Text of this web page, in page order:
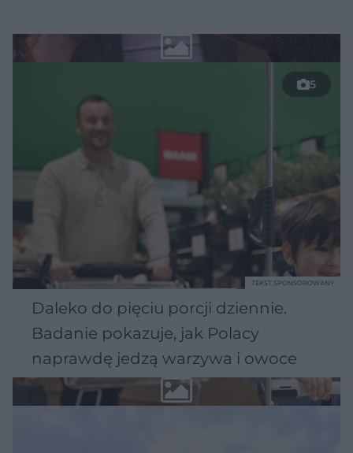
5
Daleko do pięciu porcji dziennie.
Badanie pokazuje, jak Polacy
naprawdę jedzą warzywa i owoce
TEKST SPONSOROWANY